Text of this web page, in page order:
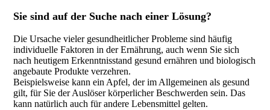
Sie sind auf der Suche nach einer Lösung?
Die Ursache vieler gesundheitlicher Probleme sind häufig
individuelle Faktoren in der Ernährung, auch wenn Sie sich
nach heutigem Erkenntnisstand gesund ernähren und biologisch
angebaute Produkte verzehren.
Beispielsweise kann ein Apfel, der im Allgemeinen als gesund
gilt, für Sie der Auslöser körperlicher Beschwerden sein. Das
kann natürlich auch für andere Lebensmittel gelten.